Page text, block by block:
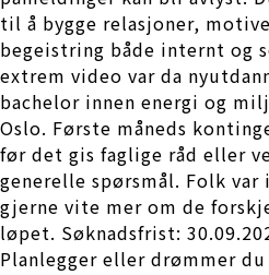
til å bygge relasjoner,
begeistring både internt og
extrem video var da
bachelor innen energi og
Oslo. Første måneds
før det gis faglige råd eller
generelle spørsmål. Folk
gjerne vite mer om de
løpet. Søknadsfrist:
Planlegger eller drømmer